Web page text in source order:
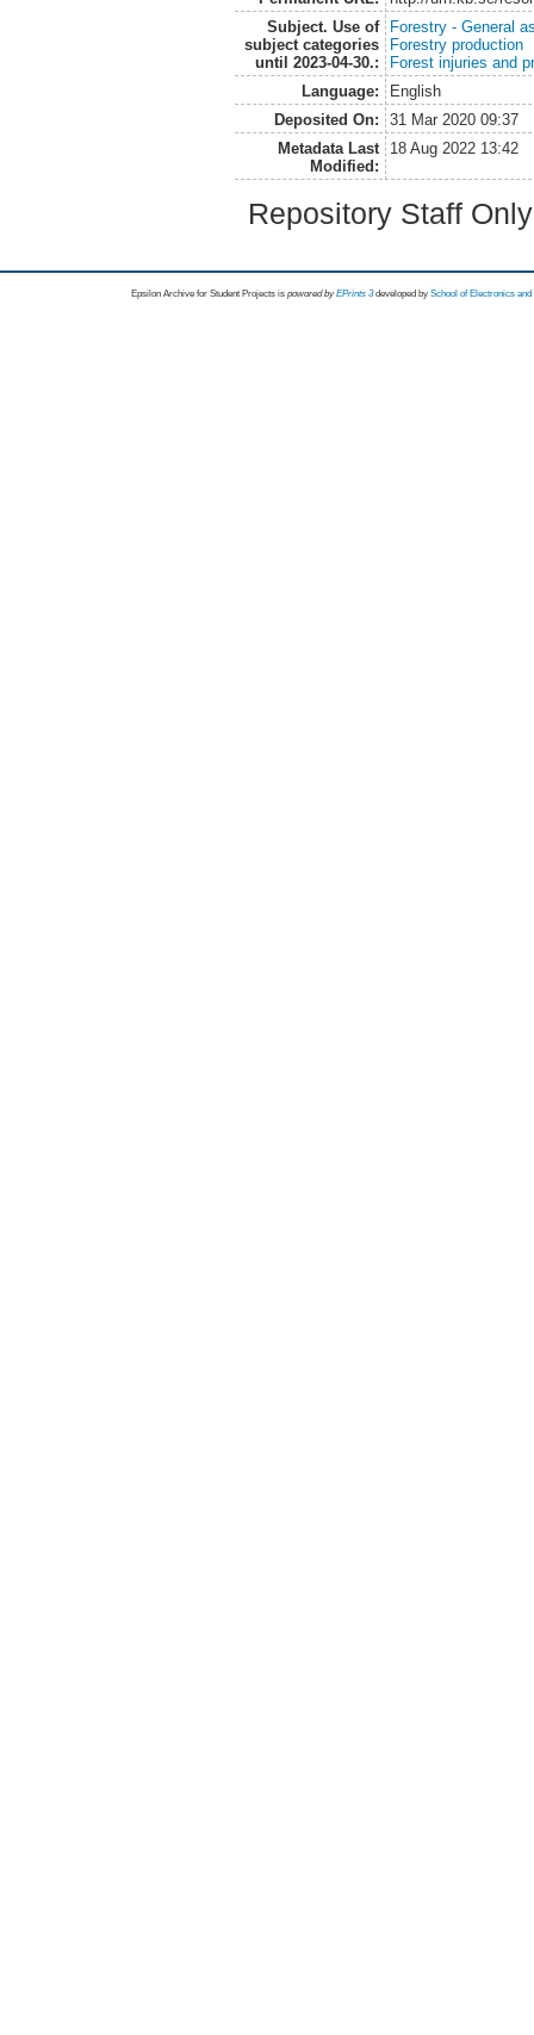
Subject. Use of
subject categories
until 2023-04-30.:
Forestry - General
Forestry production
Forest injuries and
Language:
English
Deposited On:
31 Mar 2020 09:37
Metadata Last
Modified:
18 Aug 2022 13:42
Repository Staff
Epsilon Archive for Student Projects is powored byEPrints 3 developed by School of Electronics